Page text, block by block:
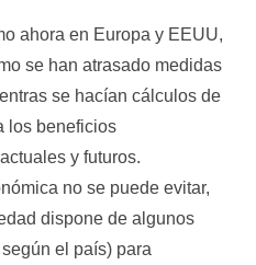
ahora en Europa y EEUU,
se han atrasado medidas
se hacían cálculos de
los beneficios
y futuros.
no se puede evitar,
dispone de algunos
el país) para